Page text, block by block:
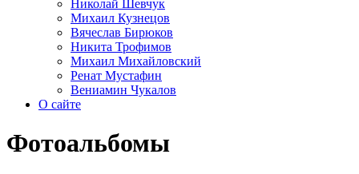
Николай Шевчук
Михаил Кузнецов
Вячеслав Бирюков
Никита Трофимов
Михаил Михайловский
Ренат Мустафин
Вениамин Чукалов
О сайте
Фотоальбомы